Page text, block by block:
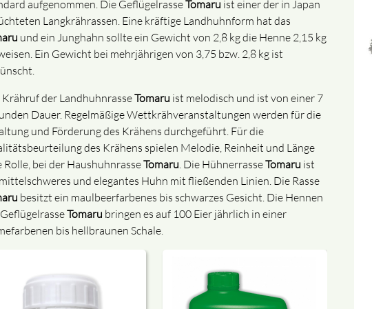
aufgenommen. Die GeflügelrasseTomaru ist einer der in Japan
Langkrährassen. Eine kräftige Landhuhnform hat das
und ein Junghahn sollte ein Gewicht von 2,8 kg die Henne 2,15 kg
Ein Gewicht bei mehrjährigen von 3,75 bzw. 2,8 kg ist
Krähruf der LandhuhnrasseTomaru ist melodisch und ist von einer 7
Dauer. Regelmäßige Wettkrähveranstaltungen werden für die
und Förderung des Krähens durchgeführt. Für die
des Krähens spielen Melodie, Reinheit und Länge
Rolle, bei der HaushuhnrasseTomaru . Die HühnerrasseTomaru ist
und elegantes Huhn mit fließenden Linien. Die Rasse
besitzt ein maulbeerfarbenes bis schwarzes Gesicht. Die Hennen
Tomaru bringen es auf 100 Eier jährlich in einer
bis hellbraunen Schale.